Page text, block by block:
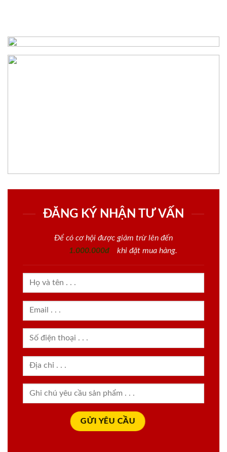
ĐĂNG KÝ NHẬN TƯ VẤN
Để có cơ hội được giảm trừ lên đến
1.000.000đ
khi đặt mua hàng.